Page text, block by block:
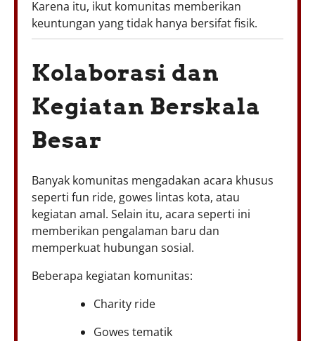
Karena itu, ikut komunitas memberikan
keuntungan yang tidak hanya bersifat fisik.
Kolaborasi dan
Kegiatan Berskala
Besar
Banyak komunitas mengadakan acara khusus
seperti fun ride, gowes lintas kota, atau
kegiatan amal. Selain itu, acara seperti ini
memberikan pengalaman baru dan
memperkuat hubungan sosial.
Beberapa kegiatan komunitas:
Charity ride
Gowes tematik